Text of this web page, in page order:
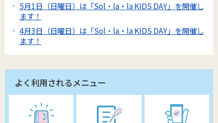
5月1日（日曜日）は「Sol・la・la KIDS DAY」を開催し
ます！
4月3日（日曜日）は「Sol・la・la KIDS DAY」を開催し
ます！
よく利用されるメニュー